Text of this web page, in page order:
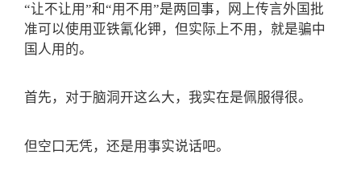
“让不让用”和“用不用”是两回事，网上传言外国批
准可以使用亚铁氰化钾，但实际上不用，就是骗中
国人用的。
首先，对于脑洞开这么大，我实在是佩服得很。
但空口无凭，还是用事实说话吧。